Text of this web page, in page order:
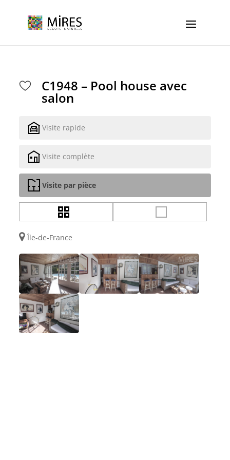
C1948 – Pool house avec
salon
Visite rapide
Visite complète
Visite par pièce
Île-de-France